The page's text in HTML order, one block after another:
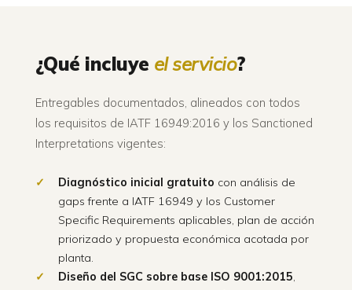
¿Qué incluye el servicio?
Entregables documentados, alineados con todos
los requisitos de IATF 16949:2016 y los Sanctioned
Interpretations vigentes:
Diagnóstico inicial gratuito con análisis de
gaps frente a IATF 16949 y los Customer
Specific Requirements aplicables, plan de acción
priorizado y propuesta económica acotada por
planta.
Diseño del SGC sobre base ISO 9001:2015,